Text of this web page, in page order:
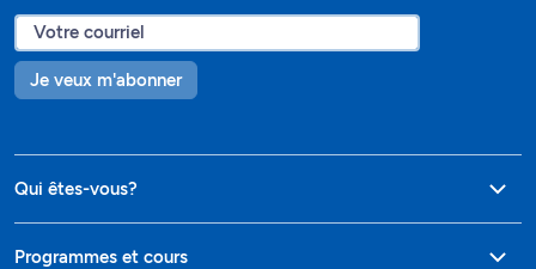
Je veux m'abonner
Qui êtes-vous?
Programmes et cours